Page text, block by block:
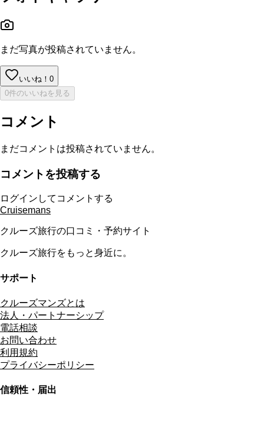
まだ写真が投稿されていません。
いいね！ 0
0件のいいねを見る
コメント
まだコメントは投稿されていません。
コメントを投稿する
ログインしてコメントする
Cruisemans
クルーズ旅行の口コミ・予約サイト
クルーズ旅行をもっと身近に。
サポート
クルーズマンズとは
法人・パートナーシップ
電話相談
お問い合わせ
利用規約
プライバシーポリシー
信頼性・届出